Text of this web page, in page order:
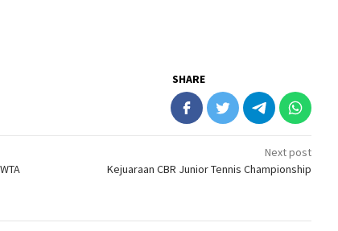
SHARE
Next post
Kejuaraan CBR Junior Tennis Championship